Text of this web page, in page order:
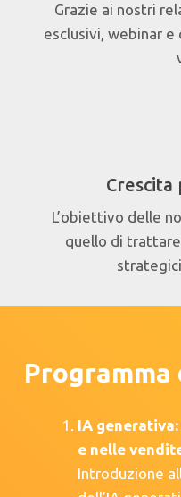
Grazie ai nostri
esclusivi, webinar
Crescita
L’obiettivo delle
quello di
IA
e nelle
Introduzione